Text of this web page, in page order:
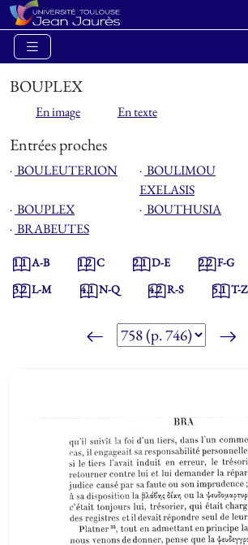
BOUPLEX
En image En texte
Entrées proches
⋅ BOULEUTERION ⋅ BOULIMOU
EXELASIS
⋅ BOUPLEX ⋅ BOUTHUSIA
⋅ BRABEUTES
1.1A-B 1.2C 2.1D-E 2.2F-G
3.2L-M 4.1N-Q 4.2R-S 5.1T-Z